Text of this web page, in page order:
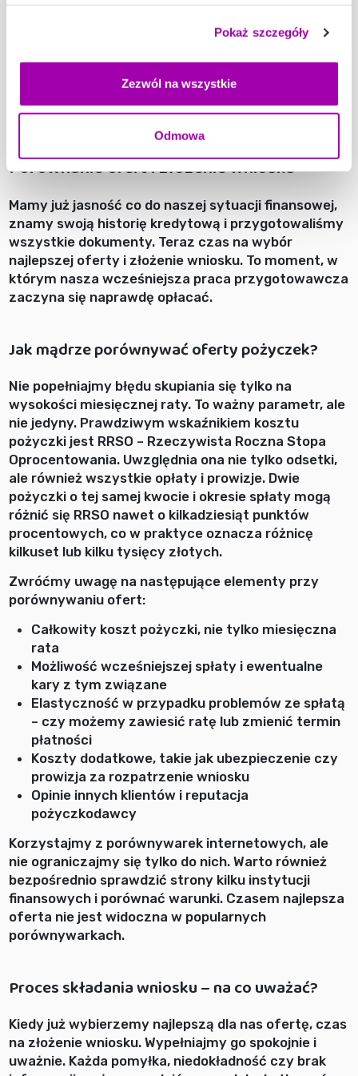
Pokaż szczegóły
Zezwól na wszystkie
Odmowa
elektronicznej – skany lub wysokiej jakości zdjęcia.
kompletne. Zaoszczędzi nam to czasu i nerwów
podczas wypełniania wniosku online.
Porównanie ofert i złożenie wniosku
Mamy już jasność co do naszej sytuacji finansowej,
znamy swoją historię kredytową i przygotowaliśmy
wszystkie dokumenty. Teraz czas na wybór
najlepszej oferty i złożenie wniosku. To moment, w
którym nasza wcześniejsza praca przygotowawcza
zaczyna się naprawdę opłacać.
Jak mądrze porównywać oferty pożyczek?
Nie popełniajmy błędu skupiania się tylko na
wysokości miesięcznej raty. To ważny parametr, ale
nie jedyny. Prawdziwym wskaźnikiem kosztu
pożyczki jest RRSO – Rzeczywista Roczna Stopa
Oprocentowania. Uwzględnia ona nie tylko odsetki,
ale również wszystkie opłaty i prowizje. Dwie
pożyczki o tej samej kwocie i okresie spłaty mogą
różnić się RRSO nawet o kilkadziesiąt punktów
procentowych, co w praktyce oznacza różnicę
kilkuset lub kilku tysięcy złotych.
Zwróćmy uwagę na następujące elementy przy
porównywaniu ofert:
Całkowity koszt pożyczki, nie tylko miesięczna
rata
Możliwość wcześniejszej spłaty i ewentualne
kary z tym związane
Elastyczność w przypadku problemów ze spłatą
– czy możemy zawiesić ratę lub zmienić termin
płatności
Koszty dodatkowe, takie jak ubezpieczenie czy
prowizja za rozpatrzenie wniosku
Opinie innych klientów i reputacja
pożyczkodawcy
Korzystajmy z porównywarek internetowych, ale
nie ograniczajmy się tylko do nich. Warto również
bezpośrednio sprawdzić strony kilku instytucji
finansowych i porównać warunki. Czasem najlepsza
oferta nie jest widoczna w popularnych
porównywarkach.
Proces składania wniosku – na co uważać?
Kiedy już wybierzemy najlepszą dla nas ofertę, czas
na złożenie wniosku. Wypełniajmy go spokojnie i
uważnie. Każda pomyłka, niedokładność czy brak